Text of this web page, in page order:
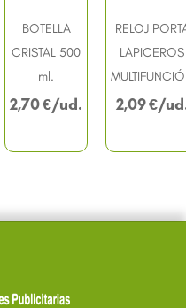
BOTELLA
CRISTAL 500
ml.
2,70€
RELOJ
LAPICEROS
2,09€